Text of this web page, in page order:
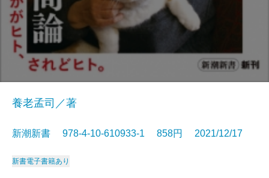
養老孟司／著
新潮新書 978-4-10-610933-1 858円 2021/12/17
新書電子書籍あり